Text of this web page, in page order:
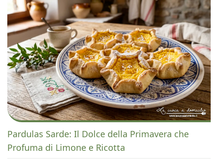
Pardulas Sarde: Il Dolce della Primavera che
Profuma di Limone e Ricotta